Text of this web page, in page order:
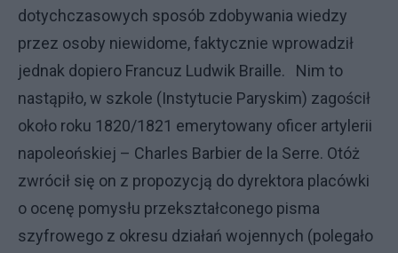
dotychczasowych sposób zdobywania wiedzy
przez osoby niewidome, faktycznie wprowadził
jednak dopiero Francuz Ludwik Braille. Nim to
nastąpiło, w szkole (Instytucie Paryskim) zagościł
około roku 1820/1821 emerytowany oficer artylerii
napoleońskiej – Charles Barbier de la Serre. Otóż
zwrócił się on z propozycją do dyrektora placówki
o ocenę pomysłu przekształconego pisma
szyfrowego z okresu działań wojennych (polegało